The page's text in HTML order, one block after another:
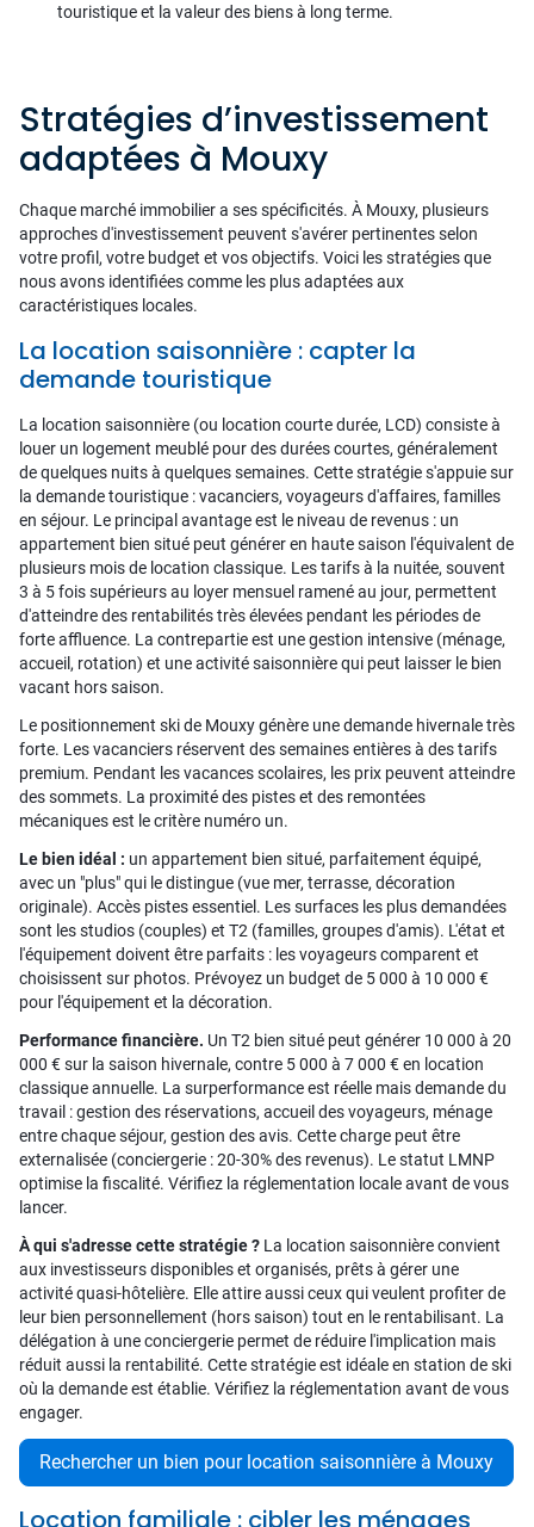
touristique et la valeur des biens à long terme.
Stratégies d’investissement
adaptées à Mouxy
Chaque marché immobilier a ses spécificités. À Mouxy, plusieurs
approches d'investissement peuvent s'avérer pertinentes selon
votre profil, votre budget et vos objectifs. Voici les stratégies que
nous avons identifiées comme les plus adaptées aux
caractéristiques locales.
La location saisonnière : capter la
demande touristique
La location saisonnière (ou location courte durée, LCD) consiste à
louer un logement meublé pour des durées courtes, généralement
de quelques nuits à quelques semaines. Cette stratégie s'appuie sur
la demande touristique : vacanciers, voyageurs d'affaires, familles
en séjour. Le principal avantage est le niveau de revenus : un
appartement bien situé peut générer en haute saison l'équivalent de
plusieurs mois de location classique. Les tarifs à la nuitée, souvent
3 à 5 fois supérieurs au loyer mensuel ramené au jour, permettent
d'atteindre des rentabilités très élevées pendant les périodes de
forte affluence. La contrepartie est une gestion intensive (ménage,
accueil, rotation) et une activité saisonnière qui peut laisser le bien
vacant hors saison.
Le positionnement ski de Mouxy génère une demande hivernale très
forte. Les vacanciers réservent des semaines entières à des tarifs
premium. Pendant les vacances scolaires, les prix peuvent atteindre
des sommets. La proximité des pistes et des remontées
mécaniques est le critère numéro un.
Le bien idéal : un appartement bien situé, parfaitement équipé,
avec un "plus" qui le distingue (vue mer, terrasse, décoration
originale). Accès pistes essentiel. Les surfaces les plus demandées
sont les studios (couples) et T2 (familles, groupes d'amis). L'état et
l'équipement doivent être parfaits : les voyageurs comparent et
choisissent sur photos. Prévoyez un budget de 5 000 à 10 000 €
pour l'équipement et la décoration.
Performance financière. Un T2 bien situé peut générer 10 000 à 20
000 € sur la saison hivernale, contre 5 000 à 7 000 € en location
classique annuelle. La surperformance est réelle mais demande du
travail : gestion des réservations, accueil des voyageurs, ménage
entre chaque séjour, gestion des avis. Cette charge peut être
externalisée (conciergerie : 20-30% des revenus). Le statut LMNP
optimise la fiscalité. Vérifiez la réglementation locale avant de vous
lancer.
À qui s'adresse cette stratégie ? La location saisonnière convient
aux investisseurs disponibles et organisés, prêts à gérer une
activité quasi-hôtelière. Elle attire aussi ceux qui veulent profiter de
leur bien personnellement (hors saison) tout en le rentabilisant. La
délégation à une conciergerie permet de réduire l'implication mais
réduit aussi la rentabilité. Cette stratégie est idéale en station de ski
où la demande est établie. Vérifiez la réglementation avant de vous
engager.
Rechercher un bien pour location saisonnière à Mouxy
Location familiale : cibler les ménages